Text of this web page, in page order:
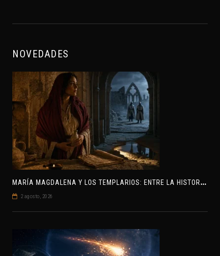
NOVEDADES
M
ARÍA MAGDALENA Y LOS TEMPLARIOS: ENTRE LA HISTORIA Y EL MISTERIO
2 agosto, 2026